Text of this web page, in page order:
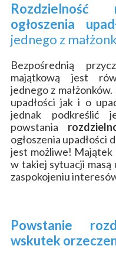
Rozdzielność
ogłoszenia
jednego z
Bezpośrednią
majątkową jest
jednego z
upadłości jak i o
jednak podkreślić
powstania
ogłoszenia upadłości
jest możliwe! Majątek
w takiej sytuacji masą
zaspokojeniu
Powstanie
wskutek